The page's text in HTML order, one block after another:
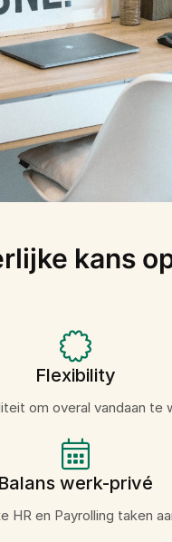
kans
Flexibility
om overal vandaan te
Balans werk-privé
HR en Payrolling taken